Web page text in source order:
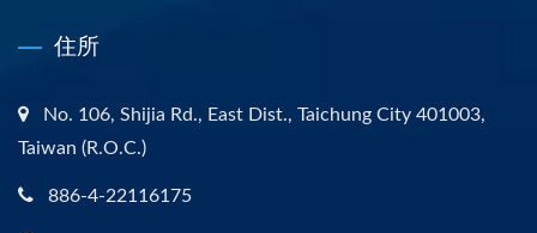
住所
No. 106, Shijia Rd., East Dist., Taichung City 401003,
Taiwan (R.O.C.)
886-4-22116175